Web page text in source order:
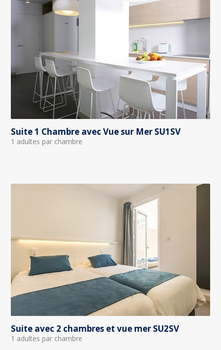
Suite 1 Chambre avec Vue sur Mer SU1SV
1 adultes par chambre
Suite avec 2 chambres et vue mer SU2SV
1 adultes par chambre